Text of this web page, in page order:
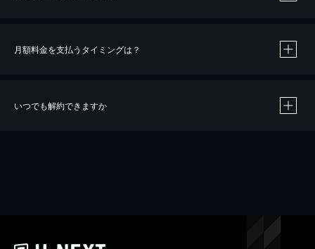
※40％ポイント還元の対象は、クレジットカード決済による作品の購入 / レンタルです。
iOSアプリのUコイン決済による作品の購入 / レンタルは、20％のポイント還元です。
月額料金を支払うタイミングは？
いつでも解約できますか